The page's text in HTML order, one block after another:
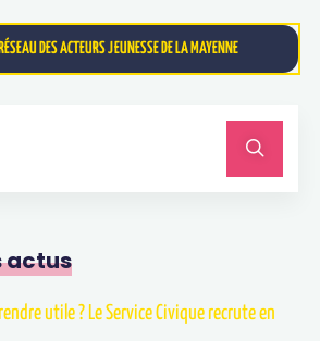
DES ACTEURS JEUNESSE DE LA MAYENNE
actus
utile ? Le Service Civique recrute en